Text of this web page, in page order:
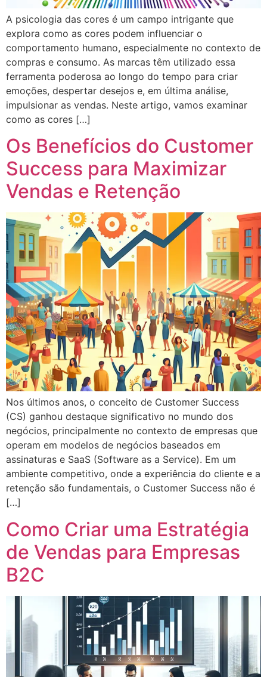
A psicologia das cores é um campo intrigante que
explora como as cores podem influenciar o
comportamento humano, especialmente no contexto de
compras e consumo. As marcas têm utilizado essa
ferramenta poderosa ao longo do tempo para criar
emoções, despertar desejos e, em última análise,
impulsionar as vendas. Neste artigo, vamos examinar
como as cores […]
Os Benefícios do Customer
Success para Maximizar
Vendas e Retenção
Nos últimos anos, o conceito de Customer Success
(CS) ganhou destaque significativo no mundo dos
negócios, principalmente no contexto de empresas que
operam em modelos de negócios baseados em
assinaturas e SaaS (Software as a Service). Em um
ambiente competitivo, onde a experiência do cliente e a
retenção são fundamentais, o Customer Success não é
[…]
Como Criar uma Estratégia
de Vendas para Empresas
B2C